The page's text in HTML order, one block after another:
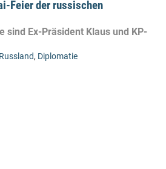
Feier der russischen
sind Ex-Präsident Klaus und KP-
Russland, Diplomatie